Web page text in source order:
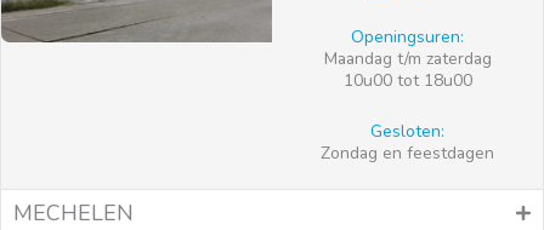
Openingsuren:
Maandag t/m zaterdag
10u00 tot 18u00
Gesloten:
Zondag en feestdagen
MECHELEN